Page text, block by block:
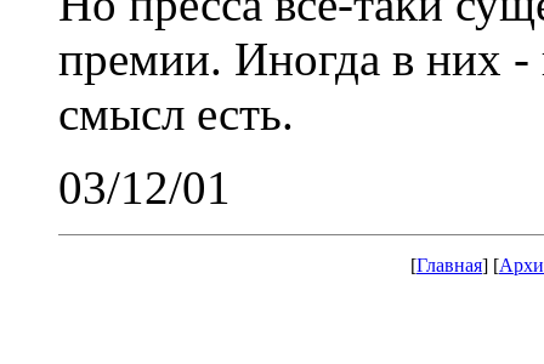
премии. Иногда в них -
смысл есть.
03/12/01
[Главная] [